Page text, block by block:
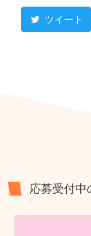
ツイート
応募受付中